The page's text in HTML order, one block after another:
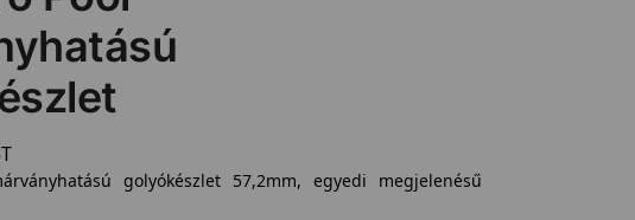
golyókészlet 57,2mm, egyedi megjelenésű